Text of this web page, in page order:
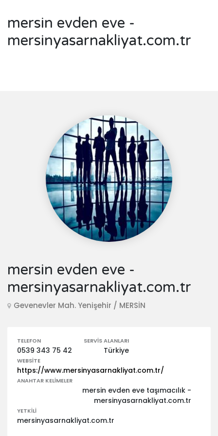
mersin evden eve -
mersinyasarnakliyat.com.tr
mersin evden eve -
mersinyasarnakliyat.com.tr
Gevenevler Mah. Yenişehir / MERSİN
TELEFON
0539 343 75 42
SERVIS ALANLARI
Türkiye
WEBSITE
https://www.mersinyasarnakliyat.com.tr/
ANAHTAR KELIMELER
mersin evden eve taşımacılık -
mersinyasarnakliyat.com.tr
YETKILI
mersinyasarnakliyat.com.tr